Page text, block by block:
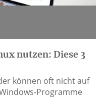
nutzen: Diese 3
können oft nicht auf
Programme